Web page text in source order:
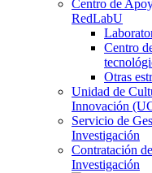
Centro de
RedLabU
Centro
Otras
Unidad de
Innovación
Servicio de
Investigación
Contratación
Investigación